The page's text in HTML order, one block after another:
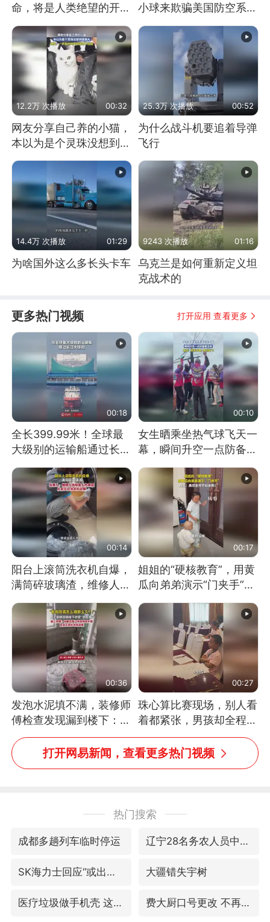
命，将是人类绝望的开
小球来欺骗美国防空系统
12.2万 次播放 00:32
网友分享自己养的小猫，
本以为是个灵珠没想到是
魔丸
25.3万 次播放 00:52
为什么战斗机要追着导弹
飞行
14.4万 次播放 01:29
为啥国外这么多长头卡车
9243 次播放 01:16
乌克兰是如何重新定义坦
克战术的
更多热门视频 打开应用 查看更多
00:18
全长399.99米！全球最
大级别的运输船通过长江
00:10
女生晒乘坐热气球飞天一
幕，瞬间升空一点防备都
00:14
阳台上滚筒洗衣机自爆，
满筒碎玻璃渣，维修人员
洗衣机自爆
00:17
姐姐的“硬核教育”，用黄
瓜向弟弟演示“门夹手”，
00:36
发泡水泥填不满，装修师
傅检查发现漏到楼下：出
风口未延伸到外墙
00:27
珠心算比赛现场，别人看
着都紧张，男孩却全程气
定神闲、从容作答，最终
拿下冠军。网友：这淡定
的样子，一看就是有实
打开网易新闻，查看更多热门视频
热门搜索
成都多趟列车临时停运 辽宁28名务农人员中暑死亡？官方辟谣
SK海力士回应“或出售重庆工厂”传闻 大疆错失宇树
医疗垃圾做手机壳 这也是谋财害命 费大厨口号更改 不再宣传小炒肉大王